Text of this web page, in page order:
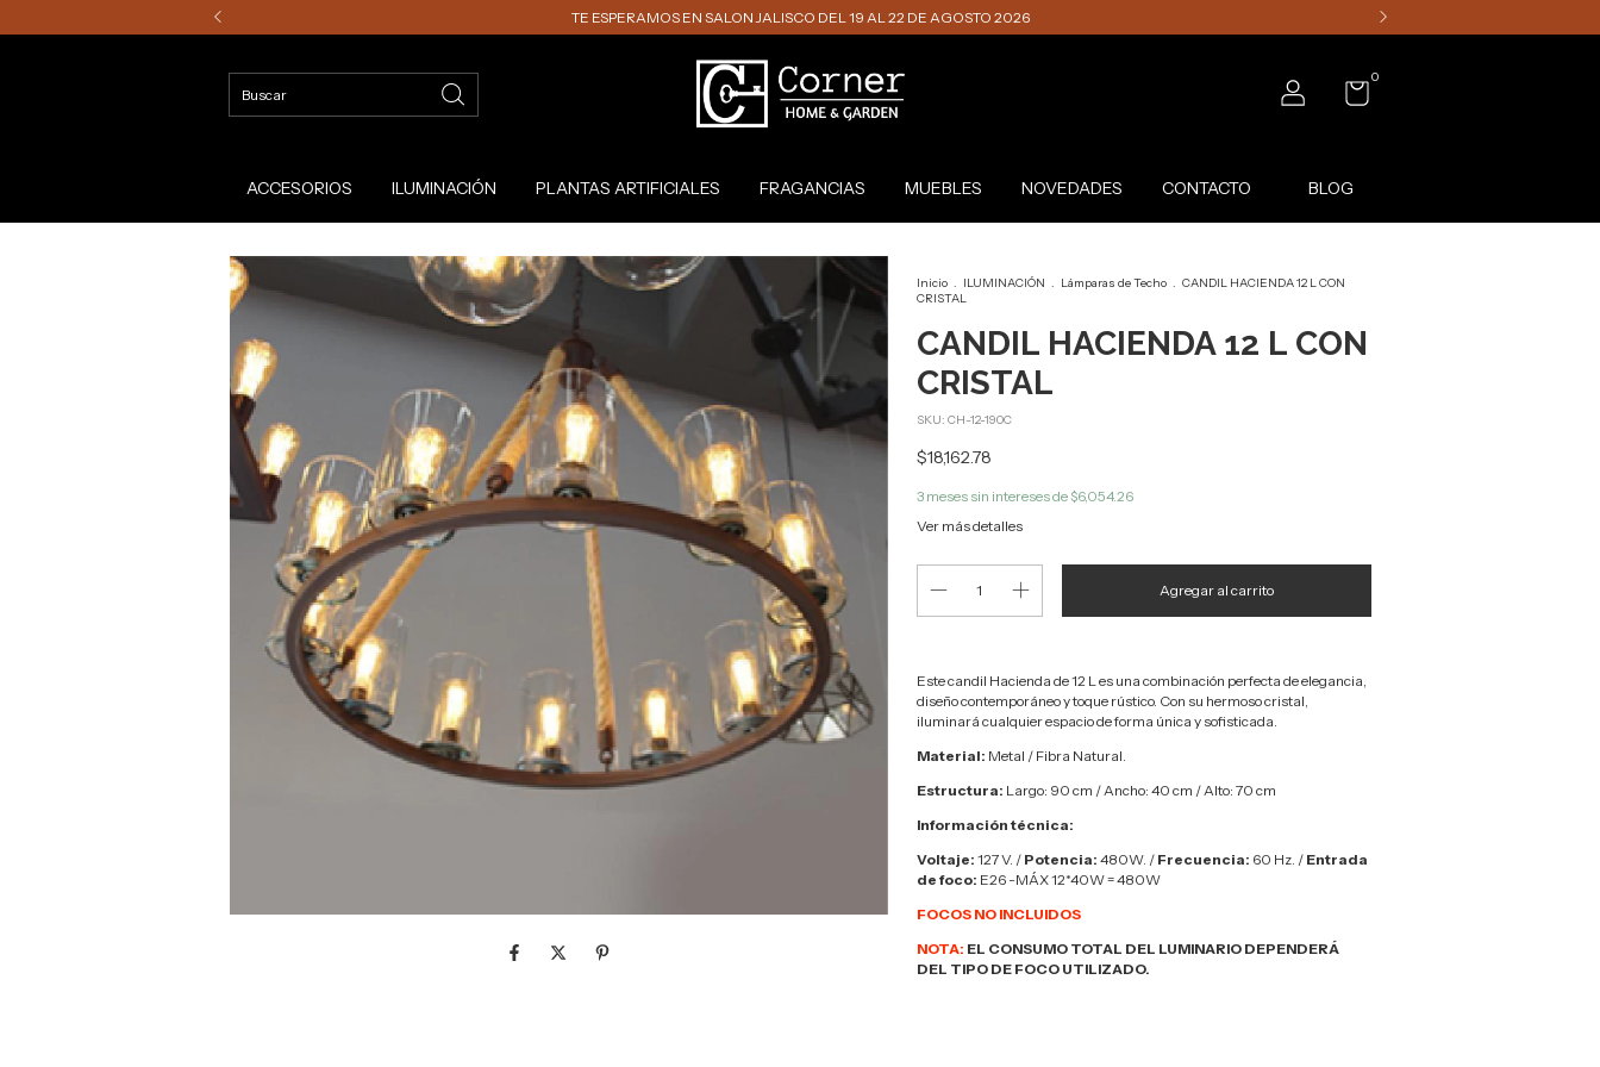
TE ESPERAMOS EN SALON JALISCO DEL 19 AL 22 DE AGOSTO 2026
0
ACCESORIOS ILUMINACIÓN PLANTAS ARTIFICIALES FRAGANCIAS MUEBLES NOVEDADES CONTACTO BLOG
Inicio . ILUMINACIÓN . Lámparas de Techo . CANDIL HACIENDA 12 L CON
CRISTAL
CANDIL HACIENDA 12 L CON
CRISTAL
SKU: CH-12-190C
$18,162.78
3 meses sin intereses de $6,054.26
Ver más detalles
Este candil Hacienda de 12 L es una combinación perfecta de elegancia,
diseño contemporáneo y toque rústico. Con su hermoso cristal,
iluminará cualquier espacio de forma única y sofisticada.
Material: Metal / Fibra Natural.
Estructura: Largo: 90 cm / Ancho: 40 cm / Alto: 70 cm
Información técnica:
Voltaje: 127 V. / Potencia: 480W. / Frecuencia: 60 Hz. / Entrada
de foco: E26 -MÁX 12*40W = 480W
FOCOS NO INCLUIDOS
NOTA: EL CONSUMO TOTAL DEL LUMINARIO DEPENDERÁ
DEL TIPO DE FOCO UTILIZADO.